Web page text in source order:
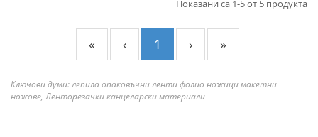
Показани са 1-5 от 5 продукта
« ‹ 1 › »
Ключови думи: лепила опаковъчни ленти фолио ножици макетни
ножове, Ленторезачки канцеларски материали